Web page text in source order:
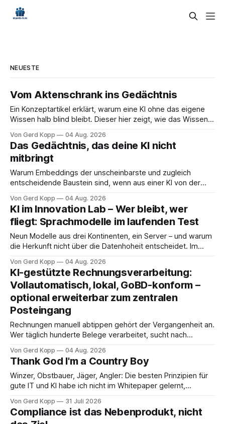
NEUESTE
Vom Aktenschrank ins Gedächtnis
Ein Konzeptartikel erklärt, warum eine KI ohne das eigene
Wissen halb blind bleibt. Dieser hier zeigt, wie das Wissen
danach nutzt. Die Idee, einer KI das eigene
Unternehmenswissen zugänglich zu machen, klingt nach
einem großen Projekt. Nach Monaten, Beratern, einer
Software-Einführung mit
Von Gerd Kopp 04 Aug. 2026
Das Gedächtnis, das deine KI nicht
mitbringt
Warum Embeddings der unscheinbarste und zugleich
entscheidende Baustein sind, wenn aus einer KI von der
moderne Sprach-KI kann fast alles. Sie formuliert ein
Anschreiben, erklärt ein Steuerthema, schreibt
Programmcode. Sie hat die halbe Bibliothek der Menschheit
gelesen. Nur eines weiß
Von Gerd Kopp 04 Aug. 2026
KI im Innovation Lab – Wer bleibt, wer
fliegt: Sprachmodelle im laufenden Test
Neun Modelle aus drei Kontinenten, ein Server – und warum
die Herkunft nicht über die Datenhoheit entscheidet. Im
Einsatzzweck: Welches Modell löst welche Aufgabe mit der
besten Balance aus Qualität, Geschwindigkeit und
Ressourcenbedarf? Nicht jedes Modell taugt für jede
Aufgabe – und ein 14B-Reasoner
Von Gerd Kopp 04 Aug. 2026
KI-gestützte Rechnungsverarbeitung:
Vollautomatisch, lokal, GoBD-konform –
optional erweiterbar zum zentralen
Posteingang
Rechnungen manuell abtippen gehört der Vergangenheit an.
Wer täglich hunderte Belege verarbeitet, sucht nach
jedoch ungern in öffentliche Cloud-KIs hochladen. Die
Lösung ist ein komplett lokaler, ausfallsicherer Open-
Source-Stack, der moderne Vision-LLMs mit etablierten
Enterprise-Systemen verbindet. Der Prozess: Vom Eingang
Von Gerd Kopp 04 Aug. 2026
Thank God I'm a Country Boy
Winzer, Obstbauer, Jäger, Angler: Die besten Prinzipien für
gute IT und KI habe ich nicht im Whitepaper gelernt,
die Kunst, im entscheidenden Moment zu handeln.
Von Gerd Kopp 31 Juli 2026
Compliance ist das Nebenprodukt, nicht